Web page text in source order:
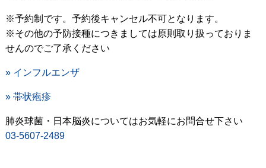
※予約制です。予約後キャンセル不可となります。
※その他の予防接種につきましては原則取り扱っておりま
せんのでご了承ください
» インフルエンザ
» 帯状疱疹
肺炎球菌・日本脳炎についてはお気軽にお問合せ下さい
03-5607-2489